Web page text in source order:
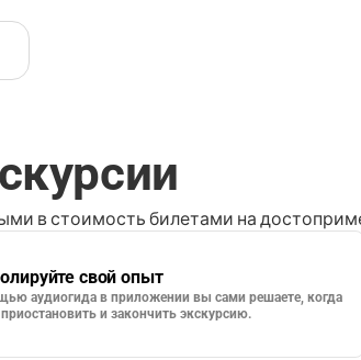
в стоимость билетами на
свой опыт
аудиогида в приложении вы сами решаете, когда
и закончить экскурсию.